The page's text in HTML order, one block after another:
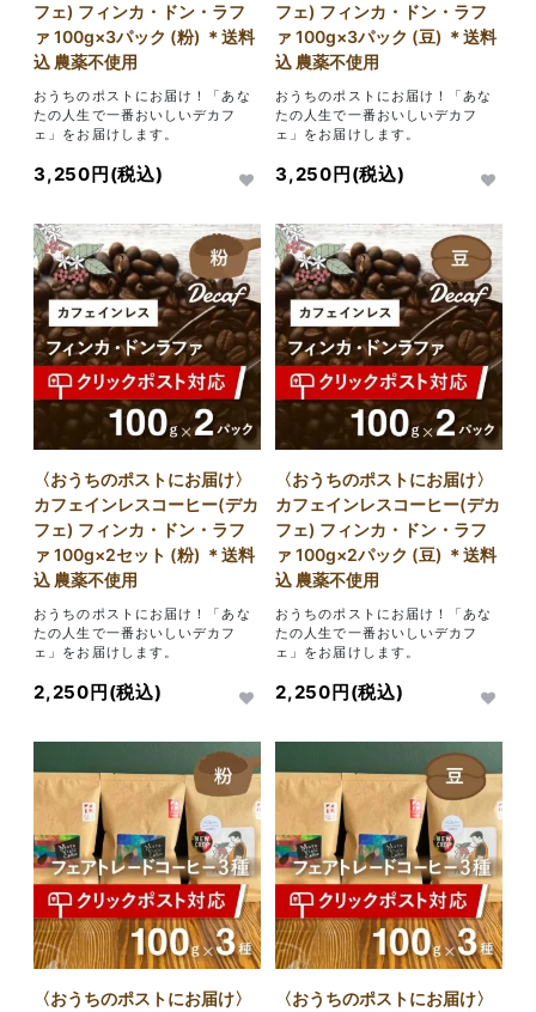
フェ) フィンカ・ドン・ラフ
ァ 100g×3パック (粉) ＊送料
込 農薬不使用
おうちのポストにお届け！「あな
たの人生で一番おいしいデカフ
ェ」をお届けします。
3,250円(税込)
フェ) フィンカ・ドン・ラフ
ァ 100g×3パック (豆) ＊送料
込 農薬不使用
おうちのポストにお届け！「あな
たの人生で一番おいしいデカフ
ェ」をお届けします。
3,250円(税込)
〈おうちのポストにお届け〉
カフェインレスコーヒー(デカ
フェ) フィンカ・ドン・ラフ
ァ 100g×2セット (粉) ＊送料
込 農薬不使用
おうちのポストにお届け！「あな
たの人生で一番おいしいデカフ
ェ」をお届けします。
2,250円(税込)
〈おうちのポストにお届け〉
カフェインレスコーヒー(デカ
フェ) フィンカ・ドン・ラフ
ァ 100g×2パック (豆) ＊送料
込 農薬不使用
おうちのポストにお届け！「あな
たの人生で一番おいしいデカフ
ェ」をお届けします。
2,250円(税込)
〈おうちのポストにお届け〉 〈おうちのポストにお届け〉